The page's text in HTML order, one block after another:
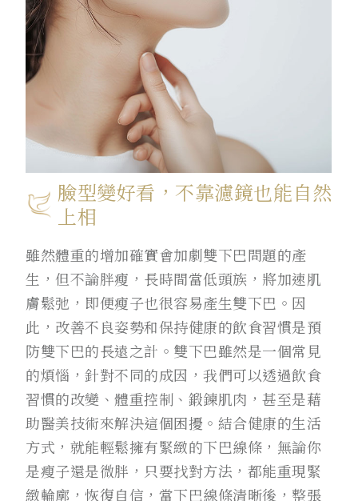
臉型變好看，不靠濾鏡也能自然
上相
雖然體重的增加確實會加劇雙下巴問題的產
生，但不論胖瘦，長時間當低頭族，將加速肌
膚鬆弛，即便瘦子也很容易產生雙下巴。因
此，改善不良姿勢和保持健康的飲食習慣是預
防雙下巴的長遠之計。雙下巴雖然是一個常見
的煩惱，針對不同的成因，我們可以透過飲食
習慣的改變、體重控制、鍛鍊肌肉，甚至是藉
助醫美技術來解決這個困擾。結合健康的生活
方式，就能輕鬆擁有緊緻的下巴線條，無論你
是瘦子還是微胖，只要找對方法，都能重現緊
緻輪廓，恢復自信，當下巴線條清晰後，整張